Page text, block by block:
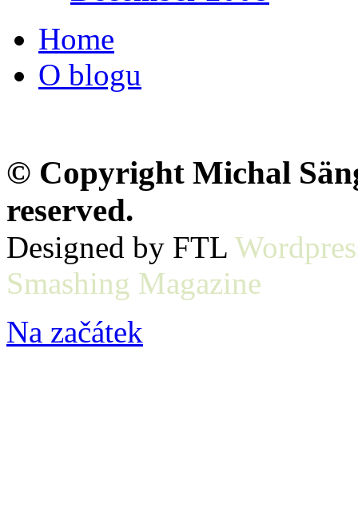
Home
O blogu
© Copyright Michal
reserved.
Designed by FTL
Smashing Magazine
Na začátek